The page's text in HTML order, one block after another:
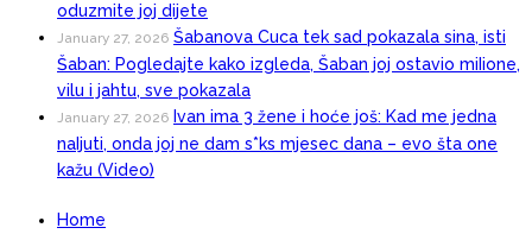
oduzmite joj dijete
January 27, 2026 Šabanova Cuca tek sad pokazala sina, isti
Šaban: Pogledajte kako izgleda, Šaban joj ostavio miIione,
vilu i jahtu, sve pokazala
January 27, 2026 Ivan ima 3 žene i hoće još: Kad me jedna
naIjuti, onda joj ne dam s*ks mjesec dana – evo šta one
kažu (Video)
Home